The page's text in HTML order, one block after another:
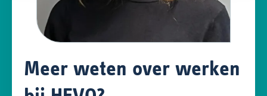
Meer weten over werken